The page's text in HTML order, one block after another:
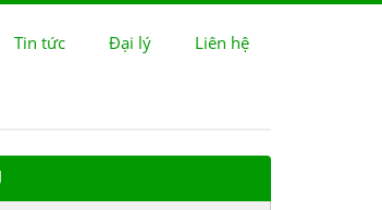
Tin tức Đại lý Liên hệ